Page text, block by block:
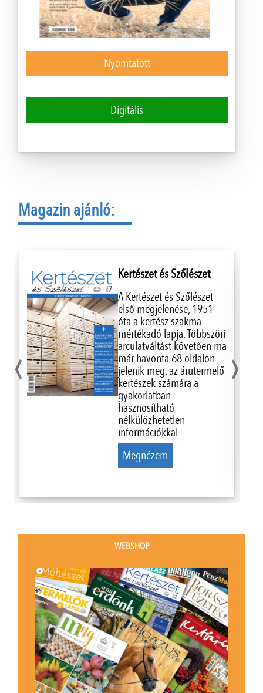
Nyomtatott
Digitális
Magazin ajánló:
Kertészet és Szőlészet
A Kertészet és Szőlészet
első megjelenése, 1951
óta a kertész szakma
mértékadó lapja. Többszöri
arculatváltást követően ma
már havonta 68 oldalon
jelenik meg, az árutermelő
kertészek számára a
gyakorlatban
hasznosítható
nélkülözhetetlen
információkkal.
Megnézem
‹ ›
WEBSHOP